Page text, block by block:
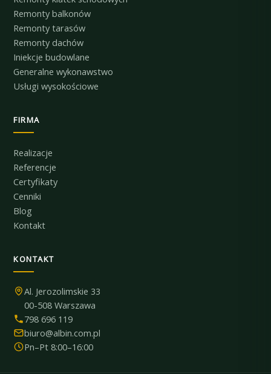
Remonty balkonów
Remonty tarasów
Remonty dachów
Iniekcje budowlane
Generalne wykonawstwo
Usługi wysokościowe
FIRMA
Realizacje
Referencje
Certyfikaty
Cenniki
Blog
Kontakt
KONTAKT
Al. Jerozolimskie 33
00-508 Warszawa
798 696 119
biuro@albin.com.pl
Pn–Pt 8:00–16:00